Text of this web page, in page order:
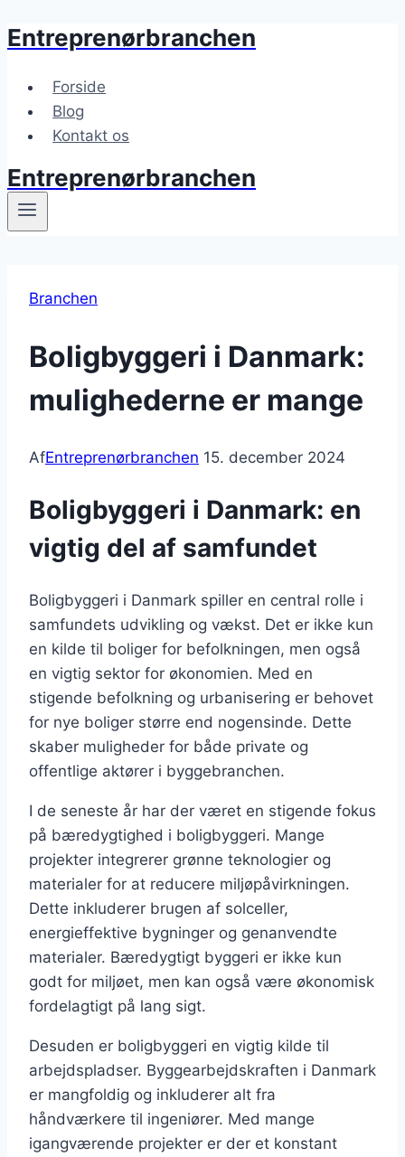
Fortsæt
indhold
Entreprenørbranchen
Forside
Blog
Kontakt os
Entreprenørbranchen
Branchen
Boligbyggeri i Danmark:
mulighederne er mange
AfEntreprenørbranchen 15. december 2024
Boligbyggeri i Danmark: en
vigtig del af samfundet
Boligbyggeri i Danmark spiller en central rolle i
samfundets udvikling og vækst. Det er ikke kun
en kilde til boliger for befolkningen, men også
en vigtig sektor for økonomien. Med en
stigende befolkning og urbanisering er behovet
for nye boliger større end nogensinde. Dette
skaber muligheder for både private og
offentlige aktører i byggebranchen.
I de seneste år har der været en stigende fokus
på bæredygtighed i boligbyggeri. Mange
projekter integrerer grønne teknologier og
materialer for at reducere miljøpåvirkningen.
Dette inkluderer brugen af solceller,
energieffektive bygninger og genanvendte
materialer. Bæredygtigt byggeri er ikke kun
godt for miljøet, men kan også være økonomisk
fordelagtigt på lang sigt.
Desuden er boligbyggeri en vigtig kilde til
arbejdspladser. Byggearbejdskraften i Danmark
er mangfoldig og inkluderer alt fra
håndværkere til ingeniører. Med mange
igangværende projekter er der et konstant